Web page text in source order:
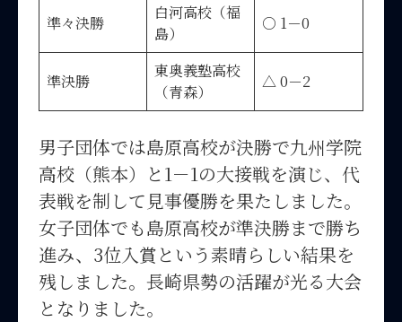
準々決勝
白河高校（福
島）
○ 1－0
準決勝
東奥義塾高校
（青森）
△ 0－2
男子団体では島原高校が決勝で九州学院
高校（熊本）と1－1の大接戦を演じ、代
表戦を制して見事優勝を果たしました。
女子団体でも島原高校が準決勝まで勝ち
進み、3位入賞という素晴らしい結果を
残しました。長崎県勢の活躍が光る大会
となりました。